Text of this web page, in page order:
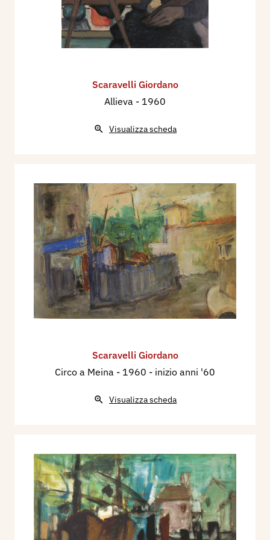
1955 - III Mostra Provinciale di Pittura, Mantova,
Casa del Mantegna.
1956 - Mostra interprovinciale di Arti Plastiche e
galleria la Gonzaghesca. Mostra di Pittura. V
Castello Visconteo Associazione Artisti
Professionisti, Mantova, Circolo La Rovere.
1961 - Mostra Cremona 61, Cremona, Palazzo
dell’Arte. Rassegna Arti Figurative Mantovane,
Mantova, Casa del Mantegna. Mostra Nazionale
di Pittura, Cinisello Balsamo.
1963 - LVI Biennale d’Arte, Verona. III Mostra
Interregionale, Cremona, Palazzo dell’Arte.
Figurative Mantovane, Mantova, Palazzo della
1971 - I Mostra d’Arte Regionale Lombarda,
Cremona.
1976 - Rassegna Arts Plastiques Villes
Jumelées, Nevers, Maison de la Culture. Pittori
Mantovani a Nevers, Mantova, Casa del
Scaravelli Giordano
Allieva - 1960
Visualizza scheda
Scaravelli Giordano
Circo a Meina - 1960 - inizio anni '60
Visualizza scheda